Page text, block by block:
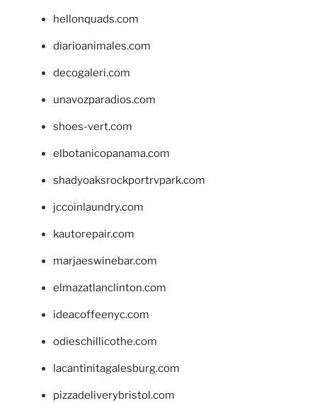
hellonquads.com
diarioanimales.com
decogaleri.com
unavozparadios.com
shoes-vert.com
elbotanicopanama.com
shadyoaksrockportrvpark.com
jccoinlaundry.com
kautorepair.com
marjaeswinebar.com
elmazatlanclinton.com
ideacoffeenyc.com
odieschillicothe.com
lacantinitagalesburg.com
pizzadeliverybristol.com